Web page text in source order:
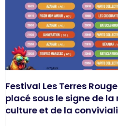
Festival Les Terres
placé sous le signe de
culture et de la